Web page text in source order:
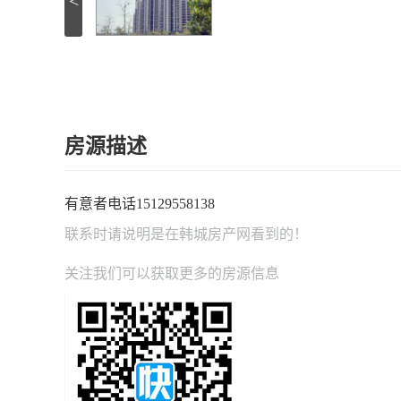
房源描述
有意者电话15129558138
联系时请说明是在韩城房产网 看到的！
关注我们可以获取更多的房源信息